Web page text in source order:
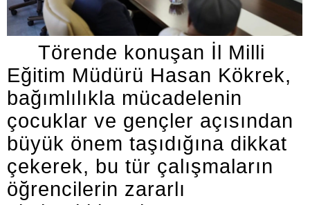
Törende konuşan İl Milli
Eğitim Müdürü Hasan Kökrek,
bağımlılıkla mücadelenin
çocuklar ve gençler açısından
büyük önem taşıdığına dikkat
çekerek, bu tür çalışmaların
öğrencilerin zararlı